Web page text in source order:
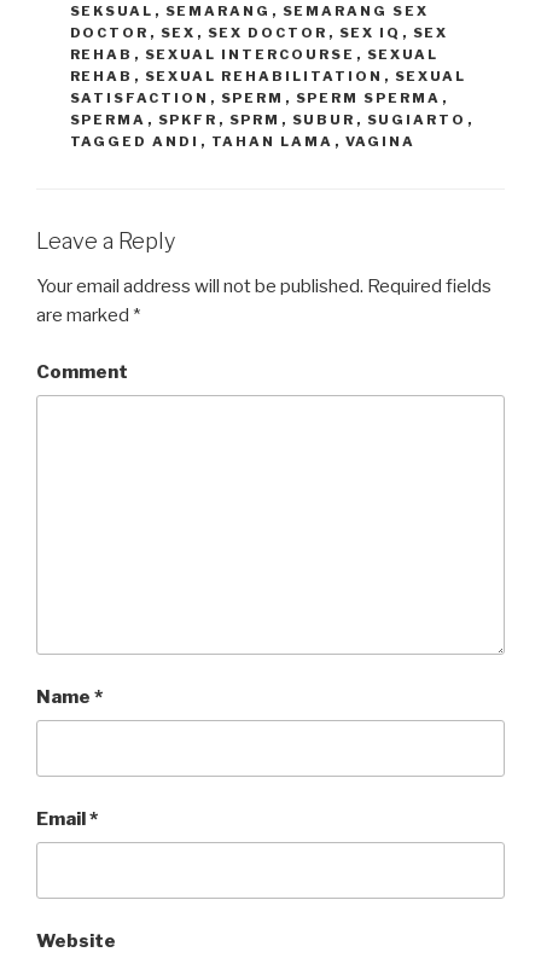
SEKSUAL , SEMARANG , SEMARANG SEX
DOCTOR , SEX , SEX DOCTOR , SEX IQ , SEX
REHAB , SEXUAL INTERCOURSE , SEXUAL
REHAB , SEXUAL REHABILITATION , SEXUAL
SATISFACTION , SPERM , SPERM SPERMA ,
SPERMA , SPKFR , SPRM , SUBUR , SUGIARTO ,
TAGGED ANDI , TAHAN LAMA , VAGINA
Leave a Reply
Your email address will not be published. Required fields
are marked *
Comment
Name *
Email*
Website